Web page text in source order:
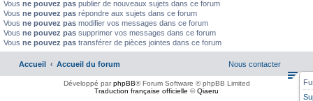
Vous ne pouvez pas publier de nouveaux sujets dans ce forum
Vous ne pouvez pas répondre aux sujets dans ce forum
Vous ne pouvez pas modifier vos messages dans ce forum
Vous ne pouvez pas supprimer vos messages dans ce forum
Vous ne pouvez pas transférer de pièces jointes dans ce forum
Accueil Accueil du forum Nous contacter
Développé parphpBB® Forum Software © phpBB Limited
Traduction française officielle ©Qiaeru